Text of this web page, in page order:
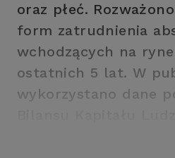
oraz płeć.
form zatrudnienia
wchodzących na
ostatnich 5 lat. W
wykorzystano dane